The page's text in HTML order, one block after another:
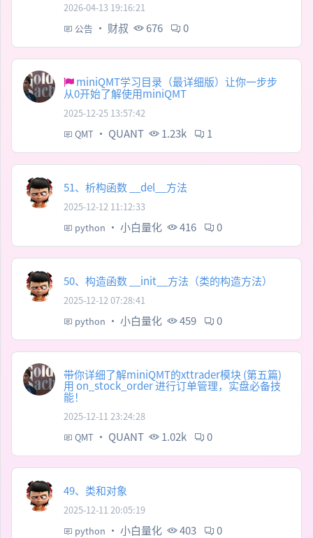
2026-04-13 19:16:21
公告 · 财叔 676 0
miniQMT学习目录（最详细版）让你一步步
从0开始了解使用miniQMT
2025-12-25 13:57:42
QMT · QUANT 1.23k 1
51、析构函数 __del__方法
2025-12-12 11:12:33
python · 小白量化 416 0
50、构造函数 __init__方法（类的构造方法）
2025-12-12 07:28:41
python · 小白量化 459 0
带你详细了解miniQMT的xttrader模块 (第五篇)
用 on_stock_order 进行订单管理，实盘必备技
能！
2025-12-11 23:24:28
QMT · QUANT 1.02k 0
49、类和对象
2025-12-11 20:05:19
python · 小白量化 403 0